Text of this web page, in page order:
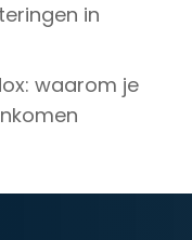
in
waarom je